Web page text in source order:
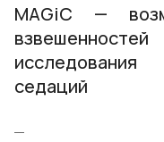
MAGiC —
седаций